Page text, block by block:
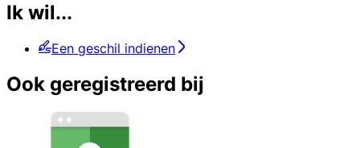
Ik wil...
Een geschil indienen
Ook geregistreerd bij